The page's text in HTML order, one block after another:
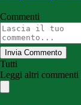
Commenti
Invia Commento
Tutti
Leggi altri commenti